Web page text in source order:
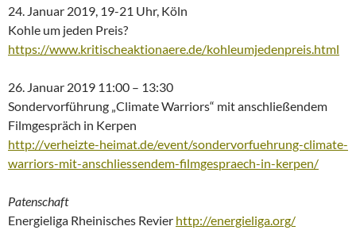
24. Januar 2019, 19-21 Uhr, Köln
Kohle um jeden Preis?
https://www.kritischeaktionaere.de/kohleumjedenpreis.html
26. Januar 2019 11:00 – 13:30
Sondervorführung „Climate Warriors“ mit anschließendem
Filmgespräch in Kerpen
http://verheizte-heimat.de/event/sondervorfuehrung-climate-
warriors-mit-anschliessendem-filmgespraech-in-kerpen/
Patenschaft
Energieliga Rheinisches Revier http://energieliga.org/